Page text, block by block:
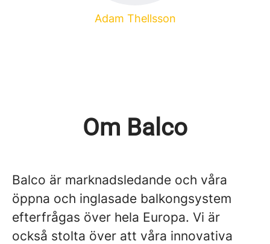
Adam Thellsson
Om Balco
Balco är marknadsledande och våra
öppna och inglasade balkongsystem
efterfrågas över hela Europa. Vi är
också stolta över att våra innovativa